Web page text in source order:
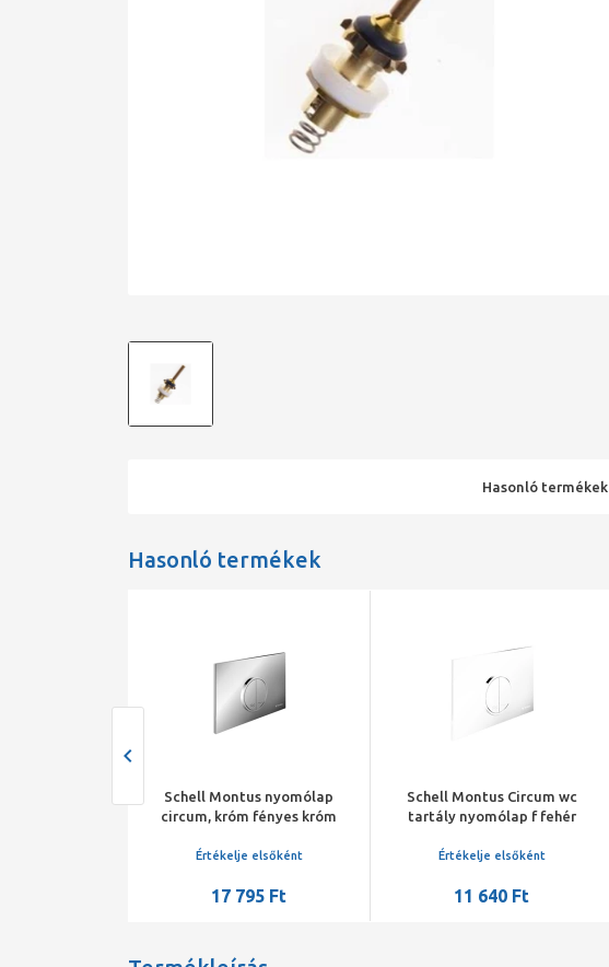
Hasonló termékek
Hasonló termékek
Schell Montus nyomólap
circum, króm fényes króm
Értékelje elsőként
17 795 Ft
Schell Montus Circum wc
tartály nyomólap f fehér
Értékelje elsőként
11 640 Ft